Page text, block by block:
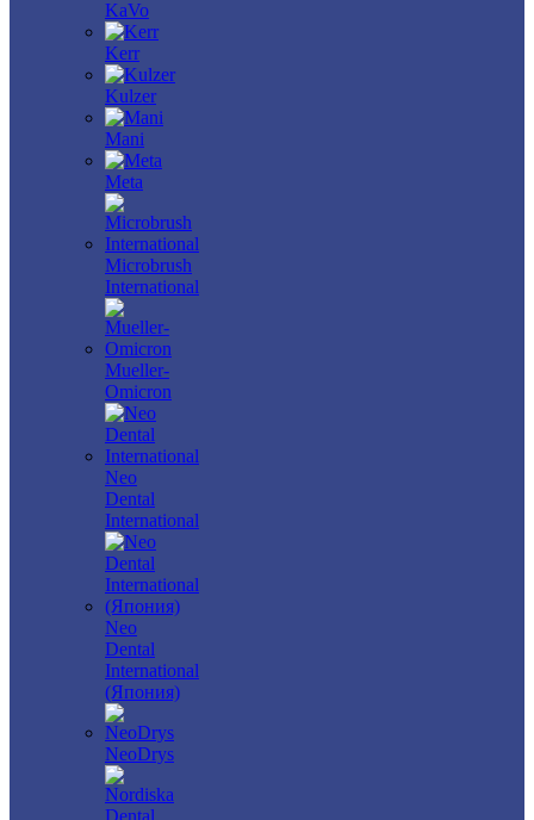
KaVo
Kerr
Kulzer
Mani
Meta
Microbrush
International
Mueller-
Omicron
Neo
Dental
International
Neo
Dental
International
(Япония)
NeoDrys